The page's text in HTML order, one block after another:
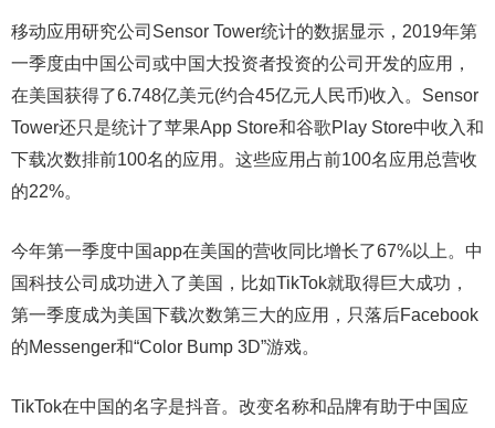
移动应用研究公司Sensor Tower统计的数据显示，2019年第
一季度由中国公司或中国大投资者投资的公司开发的应用，
在美国获得了6.748亿美元(约合45亿元人民币)收入。Sensor
Tower还只是统计了苹果App Store和谷歌Play Store中收入和
下载次数排前100名的应用。这些应用占前100名应用总营收
的22%。
今年第一季度中国app在美国的营收同比增长了67%以上。中
国科技公司成功进入了美国，比如TikTok就取得巨大成功，
第一季度成为美国下载次数第三大的应用，只落后Facebook
的Messenger和“Color Bump 3D”游戏。
TikTok在中国的名字是抖音。改变名称和品牌有助于中国应